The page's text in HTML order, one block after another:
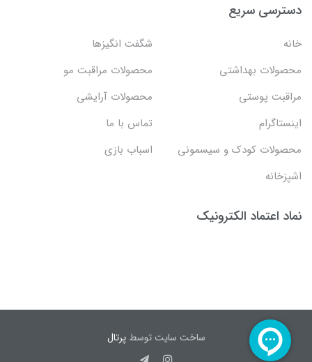
دسترسی سریع
خانه
شگفت انگيزها
محصولات بهداشتي
محصولات مراقبت مو
مراقبت پوستی
محصولات آرایشی
اینستاگرام
تماس با ما
محصولات کودک و سیسمونی
اسباب بازی
اشپزخانه
نماد اعتماد الکترونیک
ساخت سایت توسطپرتال